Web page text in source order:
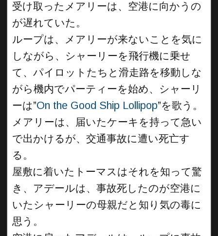
受け取ったメアリーは、空港に向かうの
が遅れていた。
ループは、メアリーが来ないことを気に
しながら、シャーリーを飛行機に乗せ
て、パイロットたちと滑走路を移動しな
がら機内でパーティーを始め、シャーリ
ーは”On the Good Ship Lollipop”を歌う。
メアリーは、届いたケーキを持って急い
で出かけるが、交通事故に遭い死亡す
る。
屋敷に着いたトーマスはそれを知って驚
き、アデールは、事故死したのが空港に
いたシャーリーの母親だと知り気の毒に
思う。